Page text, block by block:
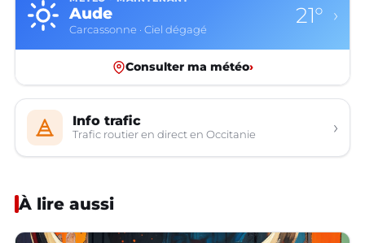
Aveyron
Rodez · Plutôt dégagé
12° ›
Consulter ma météo›
Info trafic
Trafic routier en direct en Occitanie ›
À lire aussi